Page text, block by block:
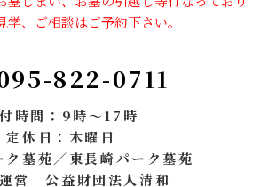
学、ご相談はご予約下さい。
822-0711
時間：9時～17時
定休日：木曜日
ク墓苑／東長崎パーク墓苑
営 公益財団法人清和